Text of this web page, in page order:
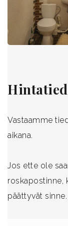
Vastaamme
aikana.
Jos ette ole
roskapostinne,
päättyvät sinne.